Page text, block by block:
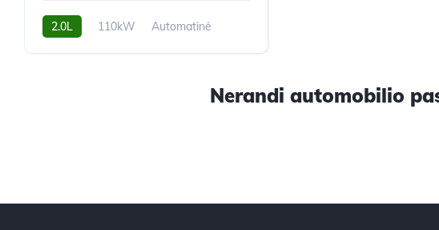
2.0L 110kW
Automatinė
Nerandi automobilio